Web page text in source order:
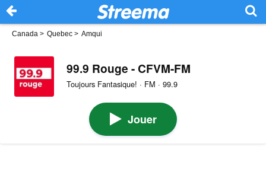
Canada > Quebec > Amqui
99.9 Rouge - CFVM-FM
Toujours Fantasique! · FM · 99.9
Jouer